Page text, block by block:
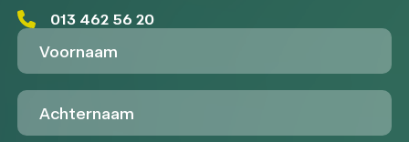
013 462 56 20
Voornaam
Achternaam